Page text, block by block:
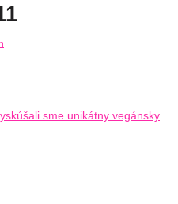
|
sme unikátny vegánsky